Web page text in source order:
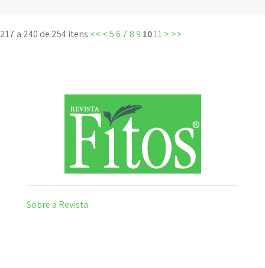
217 a 240 de 254 itens << <56 789 1011> >>
Sobre a Revista